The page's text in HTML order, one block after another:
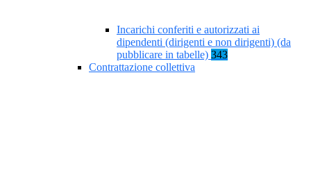
Incarichi conferiti e autorizzati ai
dipendenti (dirigenti e non dirigenti) (da
pubblicare in tabelle) 343
Contrattazione collettiva